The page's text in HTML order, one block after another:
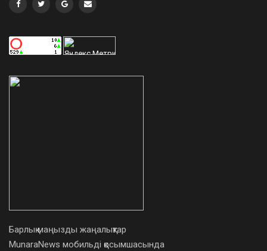
Барлық маңызды жаңалықтар
MunaraNews мобильді қосымшасында